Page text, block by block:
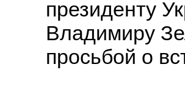
президенту
Владимиру
просьбой о